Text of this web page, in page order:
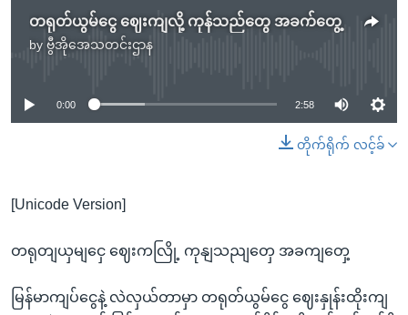
တရုတ်ယွမ်ငွေ ဈေးကျလို့ ကုန်သည်တွေ အခက်တွေ့
by ဗွီအိုအေသတင်းဌာန
No media source currently available
0:00 2:58
တိုက်ရိုက် လင့်ခ်
[Unicode Version]
တရုတျယှမျငှေ ဈေးကလြို့ ကုနျသညျတှေ အခကျတှေ့
မြန်မာကျပ်ငွေနဲ့ လဲလှယ်တာမှာ တရုတ်ယွမ်ငွေ ဈေးနှုန်းထိုးကျ